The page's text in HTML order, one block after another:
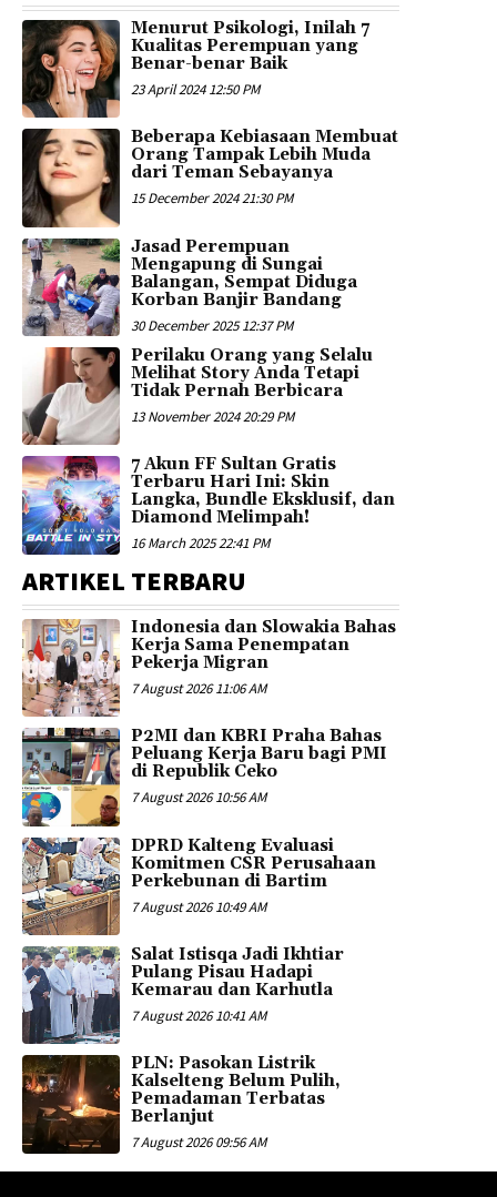
Menurut Psikologi, Inilah 7
Kualitas Perempuan yang
Benar-benar Baik
23 April 2024 12:50 PM
Beberapa Kebiasaan Membuat
Orang Tampak Lebih Muda
dari Teman Sebayanya
15 December 2024 21:30 PM
Jasad Perempuan
Mengapung di Sungai
Balangan, Sempat Diduga
Korban Banjir Bandang
30 December 2025 12:37 PM
Perilaku Orang yang Selalu
Melihat Story Anda Tetapi
Tidak Pernah Berbicara
13 November 2024 20:29 PM
7 Akun FF Sultan Gratis
Terbaru Hari Ini: Skin
Langka, Bundle Eksklusif, dan
Diamond Melimpah!
16 March 2025 22:41 PM
ARTIKEL TERBARU
Indonesia dan Slowakia Bahas
Kerja Sama Penempatan
Pekerja Migran
7 August 2026 11:06 AM
P2MI dan KBRI Praha Bahas
Peluang Kerja Baru bagi PMI
di Republik Ceko
7 August 2026 10:56 AM
DPRD Kalteng Evaluasi
Komitmen CSR Perusahaan
Perkebunan di Bartim
7 August 2026 10:49 AM
Salat Istisqa Jadi Ikhtiar
Pulang Pisau Hadapi
Kemarau dan Karhutla
7 August 2026 10:41 AM
PLN: Pasokan Listrik
Kalselteng Belum Pulih,
Pemadaman Terbatas
Berlanjut
7 August 2026 09:56 AM